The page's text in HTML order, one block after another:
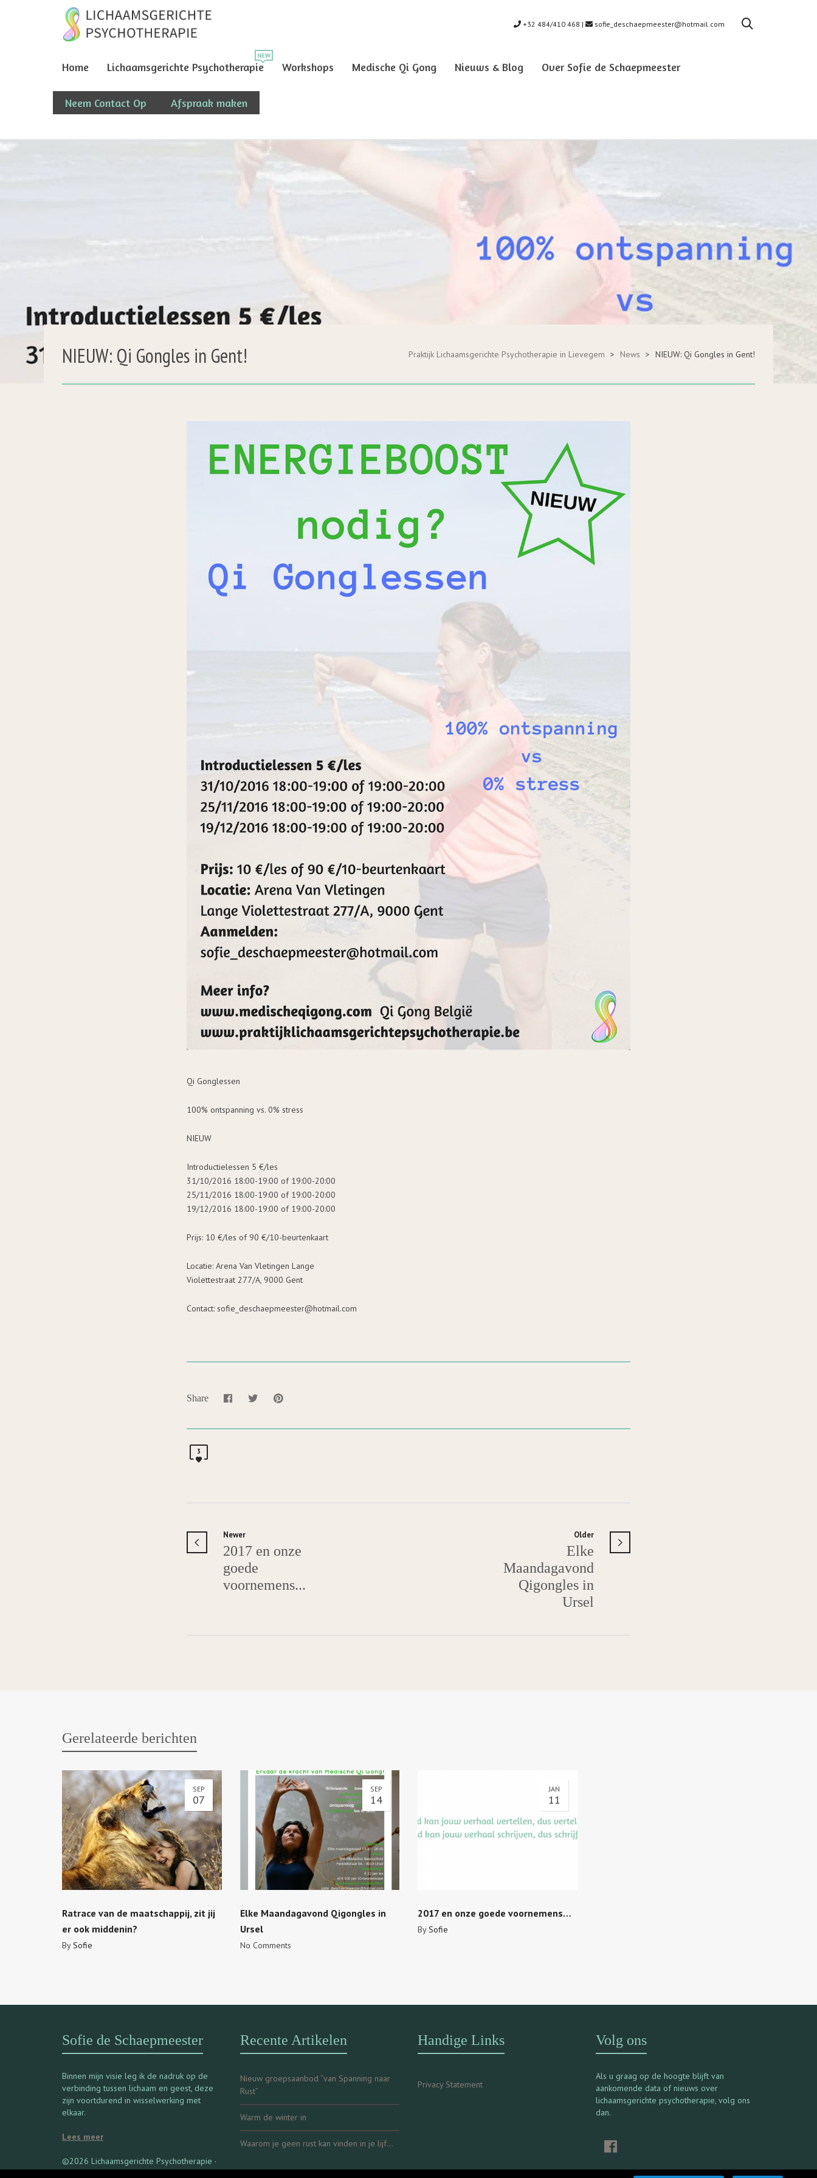
+32 484/410 468 | sofie_deschaepmeester@hotmail.com
Home Lichaamsgerichte Psychotherapie Workshops Medische Qi Gong Nieuws & Blog Over Sofie de Schaepmeester
Neem Contact Op Afspraak maken
NIEUW: Qi Gongles in Gent! Praktijk Lichaamsgerichte Psychotherapie in Lievegem > News > NIEUW: Qi Gongles in Gent!
Qi Gonglessen
100% ontspanning vs. 0% stress
NIEUW
Introductielessen 5 €/les
31/10/2016 18:00-19:00 of 19:00-20:00
25/11/2016 18:00-19:00 of 19:00-20:00
19/12/2016 18:00-19:00 of 19:00-20:00
Prijs: 10 €/les of 90 €/10-beurtenkaart
Locatie: Arena Van Vletingen Lange
Violettestraat 277/A, 9000 Gent
Contact: sofie_deschaepmeester@hotmail.com
Share
3
Newer
2017 en onze
goede
voornemens...
Older
Elke
Maandagavond
Qigongles in
Ursel
Gerelateerde berichten
SEP
07
Ratrace van de maatschappij, zit jij
er ook middenin?
BySofie
SEP
14
Elke Maandagavond Qigongles in
Ursel
No Comments
JAN
11
2017 en onze goede voornemens…
BySofie
Sofie de Schaepmeester
Binnen mijn visie leg ik de nadruk op de
verbinding tussen lichaam en geest, deze
zijn voortdurend in wisselwerking met
elkaar.
Lees meer
©2026 Lichaamsgerichte Psychotherapie ·
Powered by First Aid Marketing.
Recente Artikelen
Nieuw groepsaanbod “van Spanning naar
Rust”
Warm de winter in
Waarom je geen rust kan vinden in je lijf…
Handige Links
Privacy Statement
Volg ons
Als u graag op de hoogte blijft van
aankomende data of nieuws over
lichaamsgerichte psychotherapie, volg ons
dan.